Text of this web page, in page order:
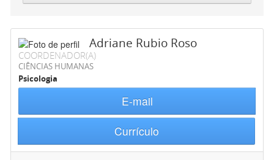
Adriane Rubio Roso
COORDENADOR(A)
CIÊNCIAS HUMANAS
Psicologia
E-mail
Currículo